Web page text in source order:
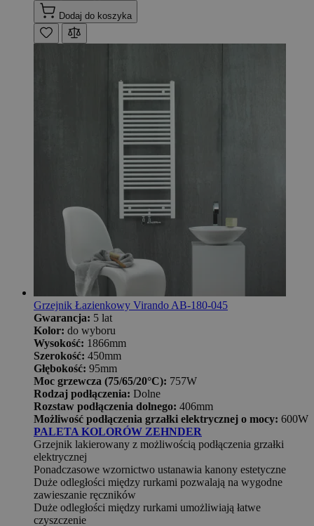
Dodaj do koszyka
Grzejnik Łazienkowy Virando AB-180-045
Gwarancja: 5 lat
Kolor: do wyboru
Wysokość: 1866mm
Szerokość: 450mm
Głębokość: 95mm
Moc grzewcza (75/65/20°C): 757W
Rodzaj podłączenia: Dolne
Rozstaw podłączenia dolnego: 406mm
Możliwość podłączenia grzałki elektrycznej o mocy: 600W
PALETA KOLORÓW ZEHNDER
Grzejnik lakierowany z możliwością podłączenia grzałki
elektrycznej
Ponadczasowe wzornictwo ustanawia kanony estetyczne
Duże odległości między rurkami pozwalają na wygodne
zawieszanie ręczników
Duże odległości między rurkami umożliwiają łatwe
czyszczenie